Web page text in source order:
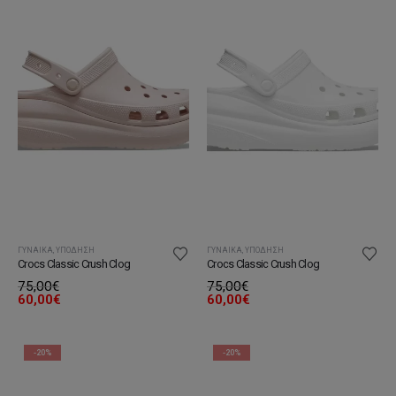
ΓΥΝΑΊΚΑ ΥΠΌΔΗΣΗ
Crocs Classic Crush Clog
75,00€
60,00€
ΓΥΝΑΊΚΑ ΥΠΌΔΗΣΗ
Crocs Classic Crush Clog
75,00€
60,00€
-20% -20%